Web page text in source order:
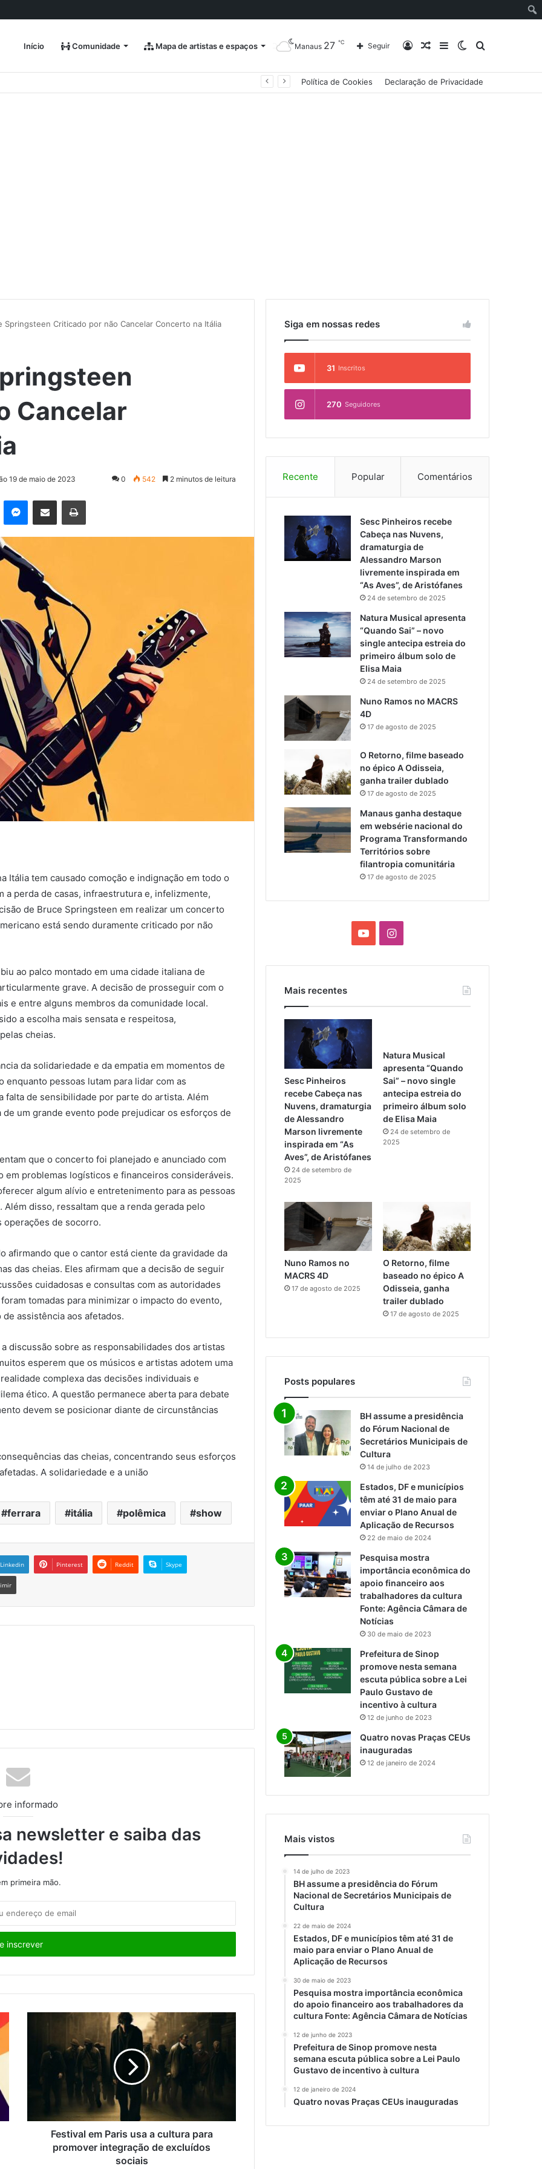
Início Comunidade Mapa de artistas e espaços Procurar
Switch
Barra
Artigo
Entrar
Seguir
Manaus 27 ℃
Política de Cookies Declaração de Privacidade
Springsteen Criticado por não Cancelar Concerto na Itália
Cancelar
19 de maio de 2023 0 542 2 minutos de leitura
Itália tem causado comoção e indignação em todo o
a perda de casas, infraestrutura e, infelizmente,
de Bruce Springsteen em realizar um concerto
está sendo duramente criticado por não
ao palco montado em uma cidade italiana de
grave. A decisão de prosseguir com o
e entre alguns membros da comunidade local.
a escolha mais sensata e respeitosa,
cheias.
da solidariedade e da empatia em momentos de
pessoas lutam para lidar com as
falta de sensibilidade por parte do artista. Além
um grande evento pode prejudicar os esforços de
que o concerto foi planejado e anunciado com
em problemas logísticos e financeiros consideráveis.
algum alívio e entretenimento para as pessoas
disso, ressaltam que a renda gerada pelo
operações de socorro.
afirmando que o cantor está ciente da gravidade da
das cheias. Eles afirmam que a decisão de seguir
cuidadosas e consultas com as autoridades
tomadas para minimizar o impacto do evento,
assistência aos afetados.
discussão sobre as responsabilidades dos artistas
esperem que os músicos e artistas adotem uma
complexa das decisões individuais e
ético. A questão permanece aberta para debate
devem se posicionar diante de circunstâncias
das cheias, concentrando seus esforços
A solidariedade e a união
ferrara itália polêmica show
Linkedin Pinterest Reddit Skype
informado
newsletter e saiba das
primeira mão.
Festival em Paris usa a cultura para
promover integração de excluídos
sociais
Siga em nossas redes
31 Inscritos
270 Seguidores
Recente Popular Comentários
Sesc Pinheiros recebe
Cabeça nas Nuvens,
dramaturgia de
Alessandro Marson
livremente inspirada em
“As Aves”, de Aristófanes
24 de setembro de 2025
Natura Musical apresenta
“Quando Sai” – novo
single antecipa estreia do
primeiro álbum solo de
Elisa Maia
24 de setembro de 2025
Nuno Ramos no MACRS
4D
17 de agosto de 2025
O Retorno, filme baseado
no épico A Odisseia,
ganha trailer dublado
17 de agosto de 2025
Manaus ganha destaque
em websérie nacional do
Programa Transformando
Territórios sobre
filantropia comunitária
17 de agosto de 2025
T
I
t
g
r
a
m
Mais recentes
Sesc Pinheiros
recebe Cabeça nas
Nuvens, dramaturgia
de Alessandro
Marson livremente
inspirada em “As
Aves”, de Aristófanes
24 de setembro de
2025
Natura Musical
apresenta “Quando
Sai” – novo single
antecipa estreia do
primeiro álbum solo
de Elisa Maia
24 de setembro de
2025
Nuno Ramos no
MACRS 4D
17 de agosto de 2025
O Retorno, filme
baseado no épico A
Odisseia, ganha
trailer dublado
17 de agosto de 2025
Posts populares
BH assume a presidência
do Fórum Nacional de
Secretários Municipais de
Cultura
14 de julho de 2023
Estados, DF e municípios
têm até 31 de maio para
enviar o Plano Anual de
Aplicação de Recursos
22 de maio de 2024
Pesquisa mostra
importância econômica do
apoio financeiro aos
trabalhadores da cultura
Fonte: Agência Câmara de
Notícias
30 de maio de 2023
Prefeitura de Sinop
promove nesta semana
escuta pública sobre a Lei
Paulo Gustavo de
incentivo à cultura
12 de junho de 2023
Quatro novas Praças CEUs
inauguradas
12 de janeiro de 2024
Mais vistos
14 de julho de 2023
BH assume a presidência do Fórum
Nacional de Secretários Municipais de
Cultura
22 de maio de 2024
Estados, DF e municípios têm até 31 de
maio para enviar o Plano Anual de
Aplicação de Recursos
30 de maio de 2023
Pesquisa mostra importância econômica
do apoio financeiro aos trabalhadores da
cultura Fonte: Agência Câmara de Notícias
12 de junho de 2023
Prefeitura de Sinop promove nesta
semana escuta pública sobre a Lei Paulo
Gustavo de incentivo à cultura
12 de janeiro de 2024
Quatro novas Praças CEUs inauguradas